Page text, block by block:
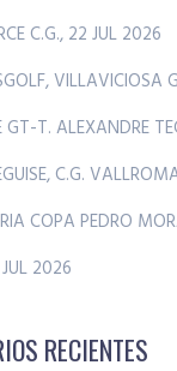
C.G., 22 JUL 2026
VILLAVICIOSA
T. ALEXANDRE
C.G.
COPA PEDRO
2026
RECIENTES